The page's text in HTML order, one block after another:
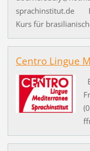
sprachinstitut.de
Kurs für
Centro Lingue